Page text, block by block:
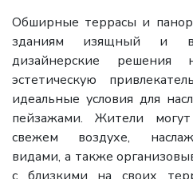
Обширные террасы и
зданиям изящный и
дизайнерские решения
эстетическую
идеальные условия для
пейзажами. Жители
свежем воздухе,
видами, а также
с близкими на своих